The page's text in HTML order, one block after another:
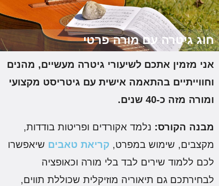
גיטרה עם מורה פרטי
מזמין אתכם לשיעורי גיטרה מעשיים, מהנים
בהתאמה אישית עם גיטריסט מקצועי
מזה כ-40 שנים.
הקורס:נלמד אקורדים ופריטות בודדות,
שימוש במפרט,קריאת טאבים שיאפשרו
ללמוד שירים לבד בלי מורה וכאופציה
גם תיאוריה מוזיקלית שכוללת תווים,